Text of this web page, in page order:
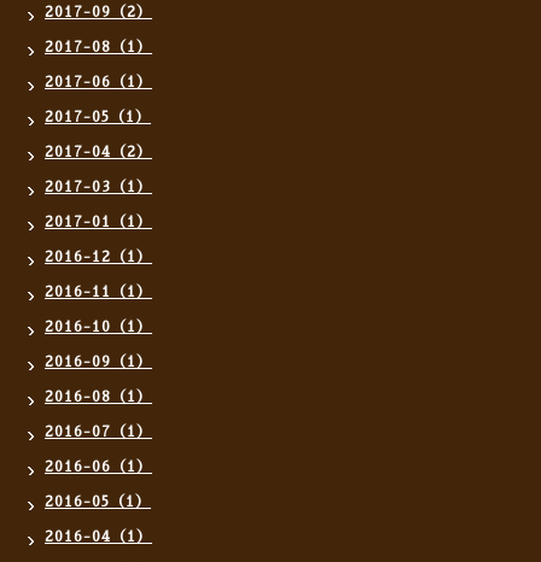
2017-09（2）
2017-08（1）
2017-06（1）
2017-05（1）
2017-04（2）
2017-03（1）
2017-01（1）
2016-12（1）
2016-11（1）
2016-10（1）
2016-09（1）
2016-08（1）
2016-07（1）
2016-06（1）
2016-05（1）
2016-04（1）